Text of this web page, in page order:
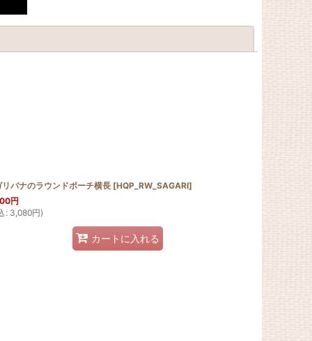
リバナのラウンドポーチ横長 [HQP_RW_SAGARI]
円
: 3,080円)
カートに入れる